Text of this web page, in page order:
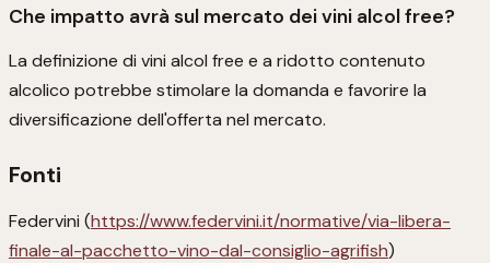
Che impatto avrà sul mercato dei vini alcol free?
La definizione di vini alcol free e a ridotto contenuto
alcolico potrebbe stimolare la domanda e favorire la
diversificazione dell'offerta nel mercato.
Fonti
Federvini (https://www.federvini.it/normative/via-libera-
finale-al-pacchetto-vino-dal-consiglio-agrifish)